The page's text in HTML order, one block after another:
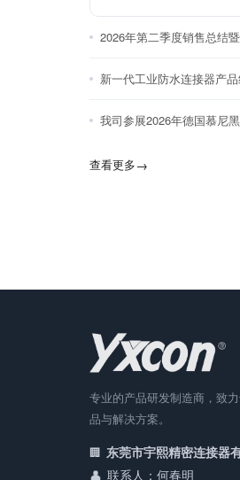
2026年第二季度销售总结
新一代工业防水连接器产
我司参展2026年德国慕尼
查看更多→
专业的产品研发制造商，致
品与解决方案。
东莞市宇熙精密连接器
联系人：何春明